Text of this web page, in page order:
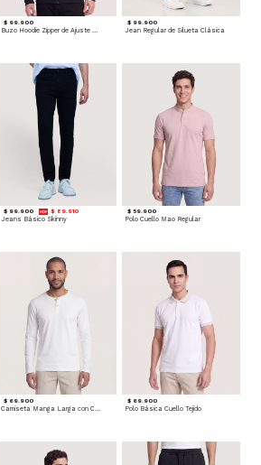
$ 99.900 $ 99.900
Jean Regular de Silueta Clásica
$ 99.900 $ 89.910
Jeans Básico Skinny
$ 59.900
Polo Cuello Mao Regular
$ 69.900
Camiseta Manga Larga con Cuello Henley
$ 69.900
Polo Básica Cuello Tejido